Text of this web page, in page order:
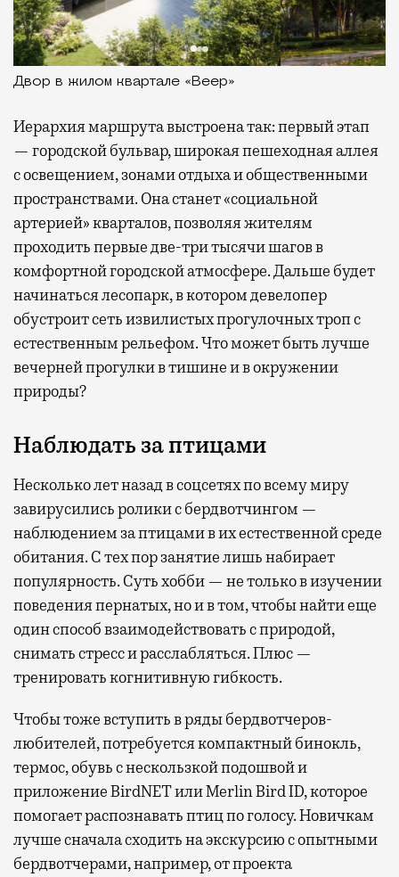
Экотропа в жилых кварталах «СЕТ» и «Веер»
Иерархия маршрута выстроена так: первый этап
— городской бульвар, широкая пешеходная аллея
с освещением, зонами отдыха и общественными
пространствами. Она станет «социальной
артерией» кварталов, позволяя жителям
проходить первые две-три тысячи шагов в
комфортной городской атмосфере. Дальше будет
начинаться лесопарк, в котором девелопер
обустроит сеть извилистых прогулочных троп с
естественным рельефом. Что может быть лучше
вечерней прогулки в тишине и в окружении
природы?
Наблюдать за птицами
Несколько лет назад в соцсетях по всему миру
завирусились ролики с бердвотчингом —
наблюдением за птицами в их естественной среде
обитания. С тех пор занятие лишь набирает
популярность. Суть хобби — не только в изучении
поведения пернатых, но и в том, чтобы найти еще
один способ взаимодействовать с природой,
снимать стресс и расслабляться. Плюс —
тренировать когнитивную гибкость.
Чтобы тоже вступить в ряды бердвотчеров-
любителей, потребуется компактный бинокль,
термос, обувь с нескользкой подошвой и
приложение BirdNET или Merlin Bird ID, которое
помогает распознавать птиц по голосу. Новичкам
лучше сначала сходить на экскурсию с опытными
бердвотчерами, например, от проекта